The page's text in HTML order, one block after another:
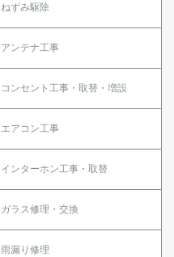
ねずみ駆除
アンテナ工事
コンセント工事・取替・増設
エアコン工事
インターホン工事・取替
ガラス修理・交換
雨漏り修理